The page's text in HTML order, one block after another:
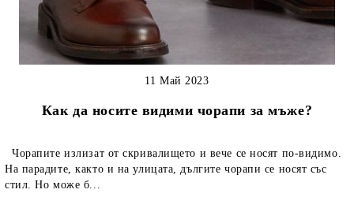
Как да носите видими чорапи за мъже?
11 Май 2023
Чорапите излизат от скривалището и вече се носят по-видимо.
На парадите, както и на улицата, дългите чорапи се носят със
стил. Но може б...